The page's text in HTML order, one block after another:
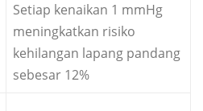
Setiap kenaikan 1 mmHg
meningkatkan risiko
kehilangan lapang pandang
sebesar 12%